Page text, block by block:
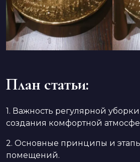
План статьи:
1. Важность регулярной
создания комфортной
2. Основные принципы и
помещений.